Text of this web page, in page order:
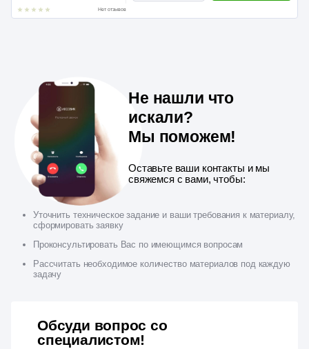
Нет отзывов
Не нашли что
искали?
Мы поможем!
Оставьте ваши контакты и мы
свяжемся с вами, чтобы:
Уточнить техническое задание и ваши требования к материалу,
сформировать заявку
Проконсультировать Вас по имеющимся вопросам
Рассчитать необходимое количество материалов под каждую
задачу
Обсуди вопрос со
специалистом!